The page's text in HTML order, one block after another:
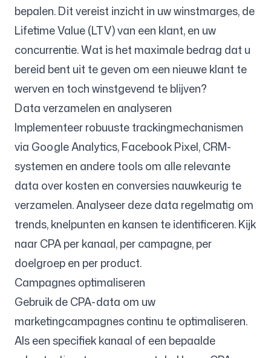
bepalen. Dit vereist inzicht in uw winstmarges, de
Lifetime Value (LTV) van een klant, en uw
concurrentie. Wat is het maximale bedrag dat u
bereid bent uit te geven om een nieuwe klant te
werven en toch winstgevend te blijven?
Data verzamelen en analyseren
Implementeer robuuste trackingmechanismen
via Google Analytics, Facebook Pixel, CRM-
systemen en andere tools om alle relevante
data over kosten en conversies nauwkeurig te
verzamelen. Analyseer deze data regelmatig om
trends, knelpunten en kansen te identificeren. Kijk
naar CPA per kanaal, per campagne, per
doelgroep en per product.
Campagnes optimaliseren
Gebruik de CPA-data om uw
marketingcampagnes continu te optimaliseren.
Als een specifiek kanaal of een bepaalde